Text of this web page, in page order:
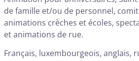
de famille et/ou de personnel,
animations crèches et écoles,
et animations de rue.
Français, luxembourgeois, anglais,